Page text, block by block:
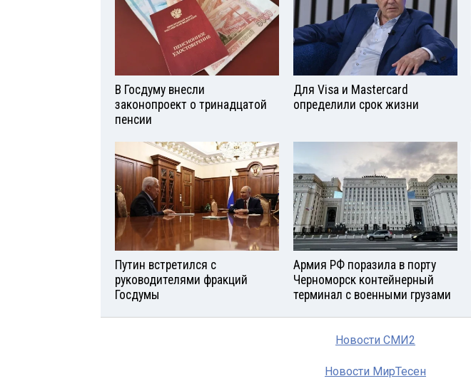
В Госдуму внесли
законопроект о тринадцатой
пенсии
Для Visа и Mastercard
определили срок жизни
Путин встретился с
руководителями фракций
Госдумы
Армия РФ поразила в порту
Черноморск контейнерный
терминал с военными грузами
Новости СМИ2
Новости МирТесен